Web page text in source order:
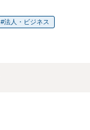
法人・ビジネス